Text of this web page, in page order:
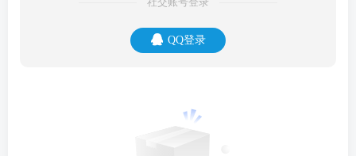
社交账号登录
QQ登录